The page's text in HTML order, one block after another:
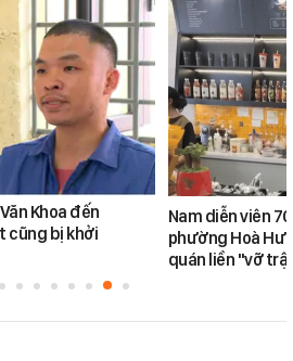
Khoa đến
cũng bị khởi
Nam diễn viên
phường Hoà
quán liền "vỡ